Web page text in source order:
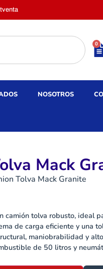
0
NOSOTROS
Mack
Tolva Mack Granite
camión tolva robusto, ideal
de carga eficiente y una
maniobrabilidad y
de 50 litros y